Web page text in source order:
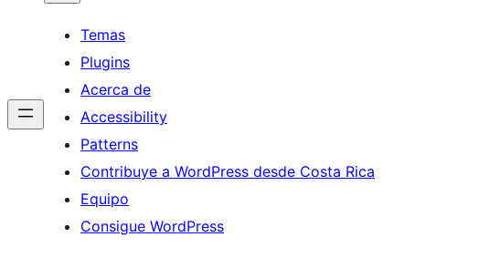
Temas
Plugins
Acerca de
Accessibility
Patterns
Contribuye a WordPress desde Costa Rica
Equipo
Consigue WordPress